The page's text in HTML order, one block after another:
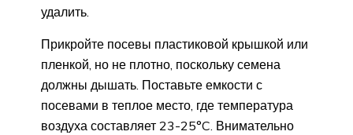
удалить.
Прикройте посевы пластиковой крышкой или
пленкой, но не плотно, поскольку семена
должны дышать. Поставьте емкости с
посевами в теплое место, где температура
воздуха составляет 23-25°C. Внимательно